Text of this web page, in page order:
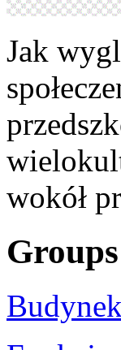
Jak
wokół
Groups
Budynek